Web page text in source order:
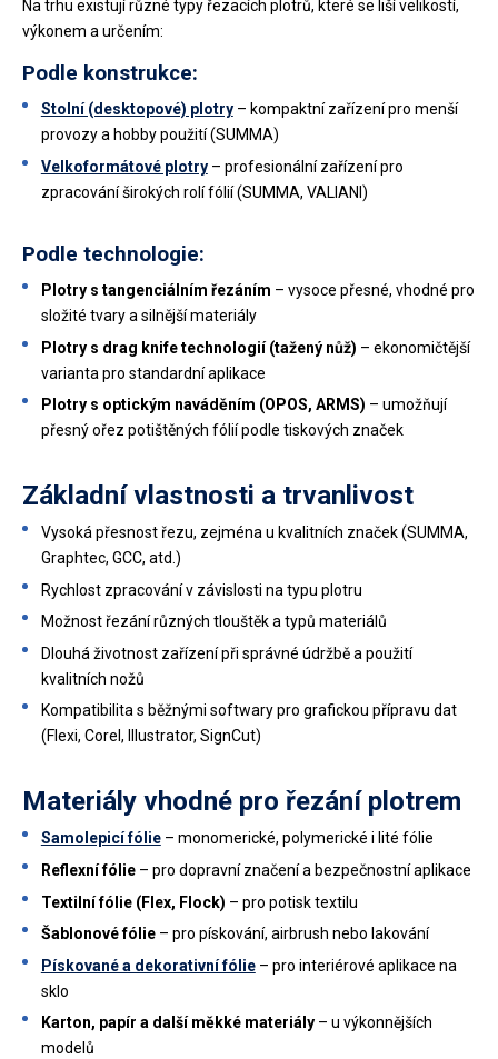
Na trhu existují různé typy řezacích plotrů, které se liší velikostí,
výkonem a určením:
Podle konstrukce:
Stolní (desktopové) plotry– kompaktní zařízení pro menší
provozy a hobby použití (SUMMA)
Velkoformátové plotry– profesionální zařízení pro
zpracování širokých rolí fólií (SUMMA, VALIANI)
Podle technologie:
Plotry s tangenciálním řezáním – vysoce přesné, vhodné pro
složité tvary a silnější materiály
Plotry s drag knife technologií (tažený nůž) – ekonomičtější
varianta pro standardní aplikace
Plotry s optickým naváděním (OPOS, ARMS) – umožňují
přesný ořez potištěných fólií podle tiskových značek
Základní vlastnosti a trvanlivost
Vysoká přesnost řezu, zejména u kvalitních značek (SUMMA,
Graphtec, GCC, atd.)
Rychlost zpracování v závislosti na typu plotru
Možnost řezání různých tlouštěk a typů materiálů
Dlouhá životnost zařízení při správné údržbě a použití
kvalitních nožů
Kompatibilita s běžnými softwary pro grafickou přípravu dat
(Flexi, Corel, Illustrator, SignCut)
Materiály vhodné pro řezání plotrem
Samolepicí fólie– monomerické, polymerické i lité fólie
Reflexní fólie– pro dopravní značení a bezpečnostní aplikace
Textilní fólie (Flex, Flock) – pro potisk textilu
Šablonové fólie– pro pískování, airbrush nebo lakování
Pískované a dekorativní fólie– pro interiérové aplikace na
sklo
Karton, papír a další měkké materiály– u výkonnějších
modelů